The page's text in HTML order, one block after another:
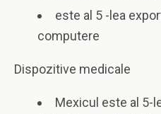
este al 5 -lea
computere
Dispozitive medicale
Mexicul este al 5-